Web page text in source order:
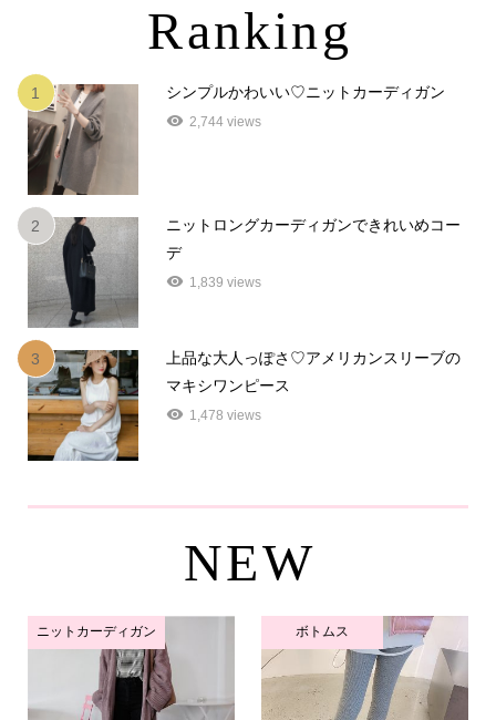
Ranking
1 シンプルかわいい♡ニットカーディガン
2,744 views
2
ニットロングカーディガンできれいめコー
デ
1,839 views
3
上品な大人っぽさ♡アメリカンスリーブの
マキシワンピース
1,478 views
NEW
ニットカーディガン ボトムス